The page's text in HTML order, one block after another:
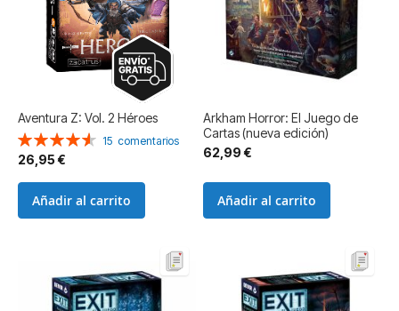
Aventura Z: Vol. 2 Héroes
Valoración:
92%
15 comentarios
26,95 €
Añadir al carrito
Arkham Horror: El Juego de
Cartas (nueva edición)
62,99 €
Añadir al carrito